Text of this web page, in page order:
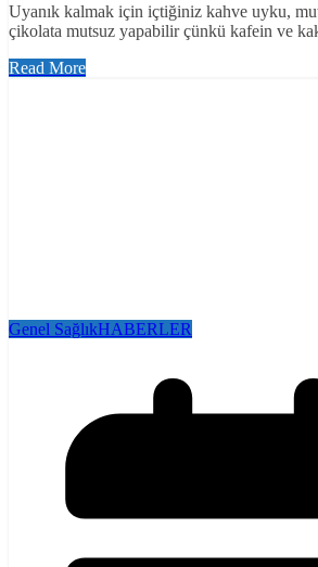
Uyanık kalmak için içtiğiniz kahve uyku,
çikolata mutsuz yapabilir çünkü kafein ve
Read More
Genel SağlıkHABERLER